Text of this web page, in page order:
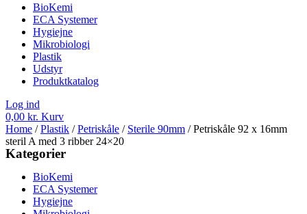
BioKemi
ECA Systemer
Hygiejne
Mikrobiologi
Plastik
Udstyr
Produktkatalog
Log ind
0,00 kr. Kurv
Home /Plastik /Petriskåle / Sterile 90mm / Petriskåle 92 x 16mm
steril A med 3 ribber 24×20
Kategorier
BioKemi
ECA Systemer
Hygiejne